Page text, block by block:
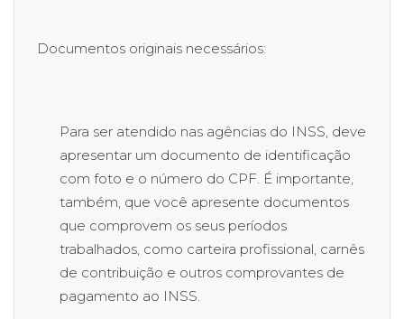
Documentos originais necessários:
Para ser atendido nas agências do INSS, deve
apresentar um documento de identificação
com foto e o número do CPF. É importante,
também, que você apresente documentos
que comprovem os seus períodos
trabalhados, como carteira profissional, carnês
de contribuição e outros comprovantes de
pagamento ao INSS.